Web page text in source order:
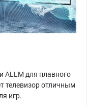
ALLM для плавного
телевизор отличным
игр.